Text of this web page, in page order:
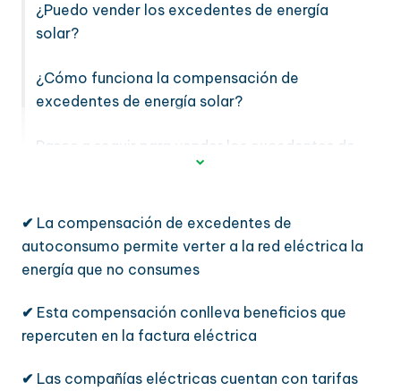
¿Puedo vender los excedentes de energía
solar?
¿Cómo funciona la compensación de
excedentes de energía solar?
Pasos a seguir para vender los excedentes de
✔ La compensación de excedentes de
autoconsumo permite verter a la red eléctrica la
energía que no consumes
✔ Esta compensación conlleva beneficios que
repercuten en la factura eléctrica
✔ Las compañías eléctricas cuentan con tarifas